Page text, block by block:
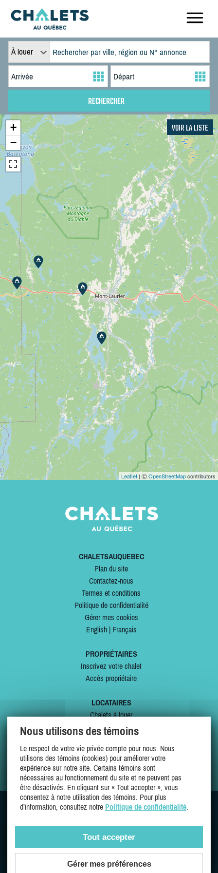
À louer
+
−
Leaflet | ⒸOpenStreetMapcontributors
VOIR LA LISTE
CHALETSAUQUEBEC
Plan du site
Contactez-nous
Termes et conditions
Politique de confidentialité
Gérer mes cookies
English| Français
PROPRIÉTAIRES
Inscrivez votre chalet
Accès propriétaire
LOCATAIRES
Chalets à louer
Chalets à vendre
Offres spéciales
Mes favoris
SUIVEZ-NOUS SUR
Une entreprise 100% québécoise et fière de l'être
Nous utilisons des témoins
Le respect de votre vie privée compte pour nous. Nous
utilisons des témoins (cookies) pour améliorer votre
expérience sur notre site. Certains témoins sont
nécessaires au fonctionnement du site et ne peuvent pas
être désactivés. En cliquant sur « Tout accepter », vous
consentez à notre utilisation des témoins. Pour plus
d’information, consultez notre Politique de confidentialité.
Tout accepter
Gérer mes préférences